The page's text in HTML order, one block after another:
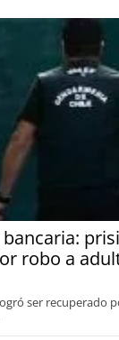
robo a
ser recuperado